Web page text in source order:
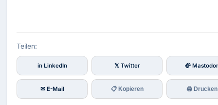
Teilen:
in LinkedIn 𝕏 Twitter 🦣
✉ E-Mail 📋 Kopieren 🖨 Drucken